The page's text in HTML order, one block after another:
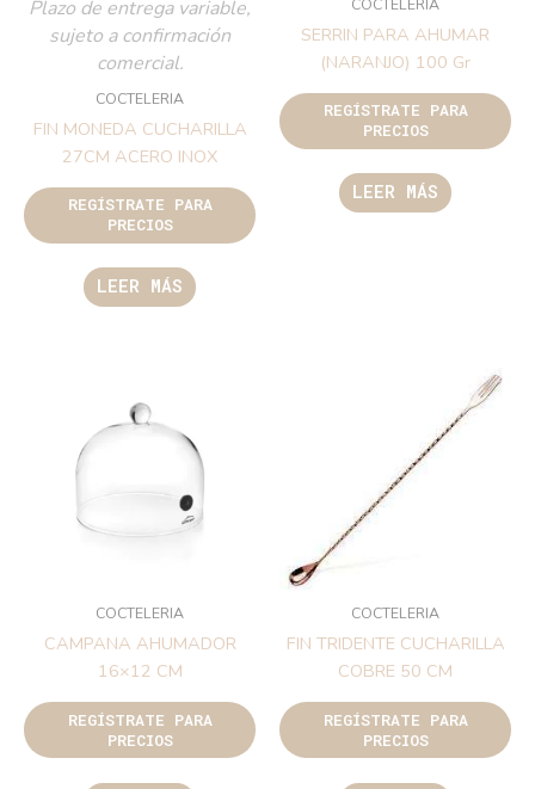
Plazo de entrega variable,
sujeto a confirmación
comercial.
COCTELERIA
FIN MONEDA CUCHARILLA
27CM ACERO INOX
REGÍSTRATE PARA
PRECIOS
LEER MÁS
SERRIN PARA AHUMAR
(NARANJO) 100 Gr
REGÍSTRATE PARA
PRECIOS
LEER MÁS
COCTELERIA
CAMPANA AHUMADOR
16×12 CM
REGÍSTRATE PARA
PRECIOS
COCTELERIA
FIN TRIDENTE CUCHARILLA
COBRE 50 CM
REGÍSTRATE PARA
PRECIOS